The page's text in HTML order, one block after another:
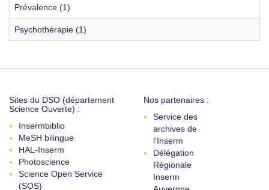
Prévalence (1)
Psychothérapie (1)
Sites du DSO (département
Science Ouverte) :
Insermbiblio
MeSH bilingue
HAL-Inserm
Photoscience
Science Open Service
(SOS)
Nos partenaires :
Service des
archives de
l'Inserm
Délégation
Régionale
Inserm